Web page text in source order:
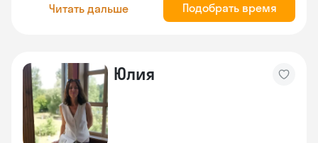
Читать дальше Подобрать время
Юлия